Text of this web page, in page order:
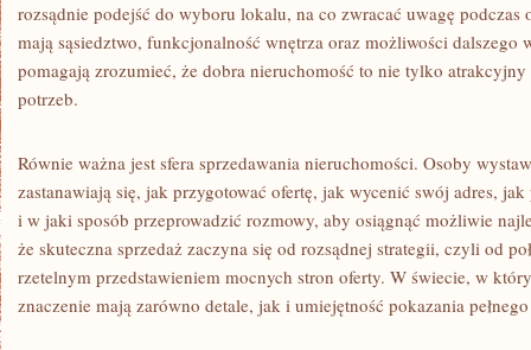
rozsądnie podejść do wyboru lokalu, na co zwracać uwagę podczas
mają sąsiedztwo, funkcjonalność wnętrza oraz możliwości dalszego
pomagają zrozumieć, że dobra nieruchomość to nie tylko
potrzeb.
Równie ważna jest sfera sprzedawania nieruchomości. Osoby
zastanawiają się, jak przygotować ofertę, jak wycenić swój adres,
i w jaki sposób przeprowadzić rozmowy, aby osiągnąć możliwie
że skuteczna sprzedaż zaczyna się od rozsądnej strategii, czyli od
rzetelnym przedstawieniem mocnych stron oferty. W świecie, w
znaczenie mają zarówno detale, jak i umiejętność pokazania